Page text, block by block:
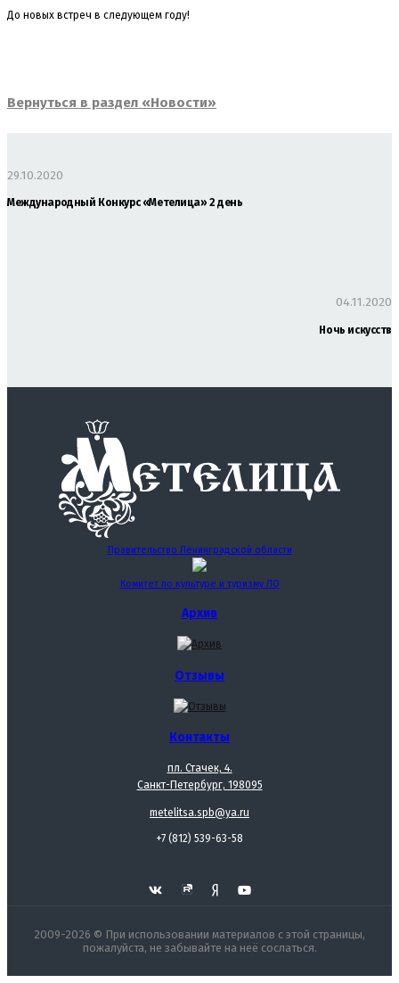
До новых встреч в следующем году!
Вернуться в раздел «Новости»
29.10.2020
Международный Конкурс «Метелица» 2 день
04.11.2020
Ночь искусств
Правительство Ленинградской области
Комитет по культуре и туризму ЛО
Архив
Отзывы
Контакты
пл. Стачек, 4.
Санкт-Петербург, 198095
metelitsa.spb@ya.ru
+7 (812) 539-63-58
2009-2026 © При использовании материалов с этой страницы,
пожалуйста, не забывайте на неё сослаться.